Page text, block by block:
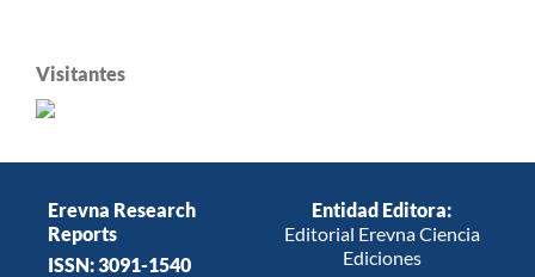
Visitantes
Erevna Research
Reports
ISSN: 3091-1540
Entidad Editora:
Editorial Erevna Ciencia
Ediciones